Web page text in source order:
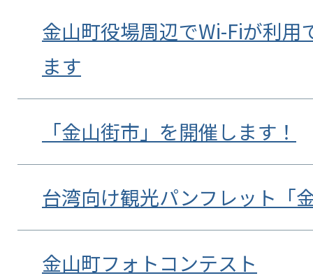
金山町役場周辺でWi-Fiが利用
ます
「金山街市」を開催します！
台湾向け観光パンフレット「
金山町フォトコンテスト